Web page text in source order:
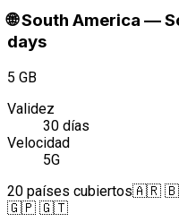
🌐South America —
days
5 GB
Validez
30 días
Velocidad
5G
20 países cubiertos🇦🇷
🇬🇵 🇬🇹